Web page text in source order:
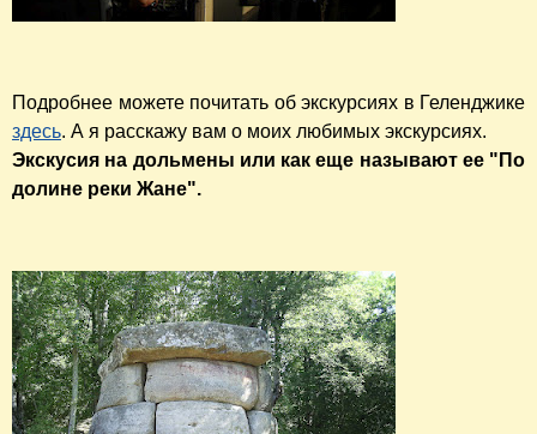
Подробнее можете почитать об экскурсиях в Геленджике
здесь. А я расскажу вам о моих любимых экскурсиях.
Экскусия на дольмены или как еще называют ее "По
долине реки Жане".